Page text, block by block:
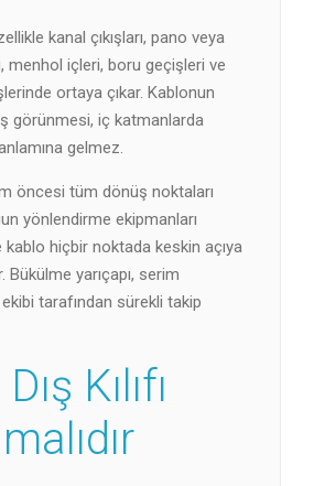
kanal çıkışları, pano veya
menhol içleri, boru geçişleri ve
ortaya çıkar. Kablonun
görünmesi, iç katmanlarda
gelmez.
öncesi tüm dönüş noktaları
yönlendirme ekipmanları
hiçbir noktada keskin açıya
Bükülme yarıçapı, serim
tarafından sürekli takip
Kılıfı